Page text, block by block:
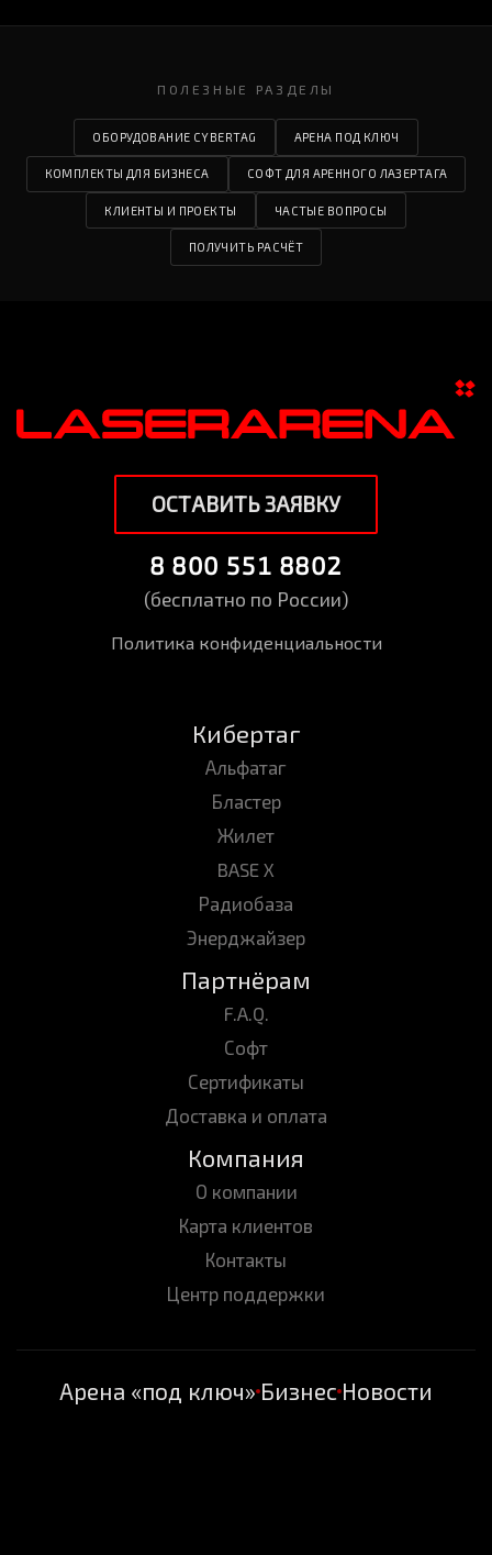
Оборудование АЛЬФАТАГ АРЕНА
уже доступно к заказу
ПОЛЕЗНЫЕ РАЗДЕЛЫ
ОБОРУДОВАНИЕ CYBERTAG АРЕНА ПОД КЛЮЧ
КОМПЛЕКТЫ ДЛЯ БИЗНЕСА СОФТ ДЛЯ АРЕННОГО ЛАЗЕРТАГА
КЛИЕНТЫ И ПРОЕКТЫ ЧАСТЫЕ ВОПРОСЫ
ПОЛУЧИТЬ РАСЧЁТ
Кибертаг
Альфатаг
Бластер
Жилет
BASE X
Радиобаза
Энерджайзер
Партнёрам
F.A.Q.
Софт
Сертификаты
Доставка и оплата
Компания
О компании
Карта клиентов
Контакты
Центр поддержки
ОСТАВИТЬ ЗАЯВКУ
8 800 551 8802
(бесплатно по России)
Политика конфиденциальности
Арена «под ключ» Бизнес Новости